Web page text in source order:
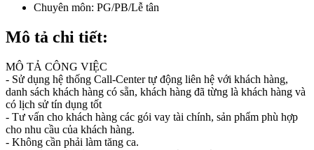
Chuyên môn: PG/PB/Lễ tân
Mô tả chi tiết:
MÔ TẢ CÔNG VIỆC
- Sử dụng hệ thống Call-Center tự động liên hệ với khách hàng,
danh sách khách hàng có sẵn, khách hàng đã từng là khách hàng và
có lịch sử tín dụng tốt
- Tư vấn cho khách hàng các gói vay tài chính, sản phẩm phù hợp
cho nhu cầu của khách hàng.
- Không cần phải làm tăng ca.